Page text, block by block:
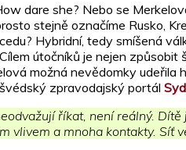
dare she? Nebo se
stejně označíme Rusko,
Hybridní, tedy smíšená
útočníků je nejen
možná nevědomky udeřila
zpravodajský portál
říkat, není reálný.
vlivem a mnoha kontakty. Síť